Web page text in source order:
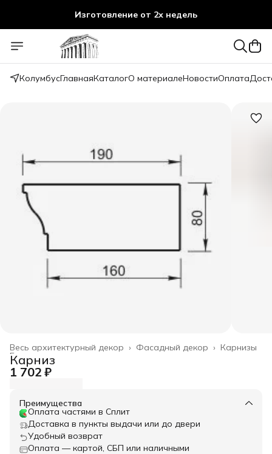
Изготовление от 2х недель
КолумбусГлавнаяКаталогО материалеНовостиОплата
Карнизы
Фасадный декор ›
Весь архитектурный декор ›
Главная ›
Карниз
1 702 ₽
Преимущества
Оплата частями в Сплит
Доставка в пункты выдачи или до двери
Удобный возврат
Оплата — картой, СБП или наличными